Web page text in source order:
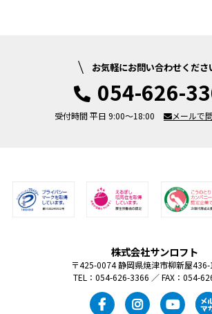
お気軽にお問い合わせくださ
054-626-
受付時間 平日 9:00～18:00 メールで
株式会社サンロフト
〒425-0074 静岡県焼津市柳新屋436-
TEL：054-626-3366 ／ FAX：054-